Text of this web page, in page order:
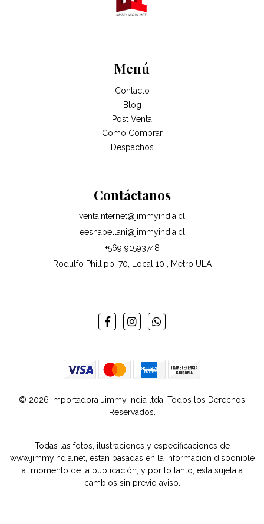
Menú
Contacto
Blog
Post Venta
Como Comprar
Despachos
Contáctanos
ventainternet@jimmyindia.cl
eeshabellani@jimmyindia.cl
+569 91593748
Rodulfo Phillippi 70, Local 10 , Metro ULA
© 2026 Importadora Jimmy India ltda. Todos los Derechos
Reservados.
Todas las fotos, ilustraciones y especificaciones de
www.jimmyindia.net, están basadas en la información disponible
al momento de la publicación, y por lo tanto, está sujeta a
cambios sin previo aviso.